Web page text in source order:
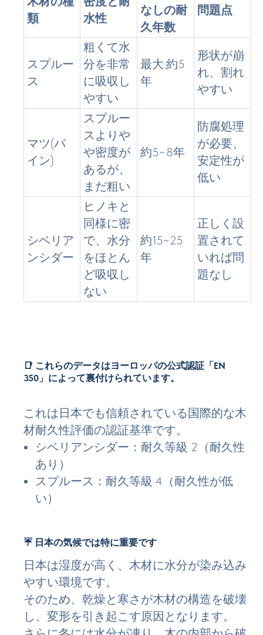
類
水性
なしの耐
久年数
問題点
スプルー
ス
粗くて水
分を非常
に吸収し
やすい
最大:約5
年
形状が崩
れ、割れ
やすい
マツ(パ
イン)
スプルー
スよりや
や密度が
あるが、
まだ粗い
約5~8年
防腐処理
が必要、
安定性が
低い
シベリア
ンシダー
ヒノキと
同様に密
で、水分
をほとん
ど吸収し
ない
約15~25
年
正しく設
置されて
いれば問
題なし
📑 これらのデータはヨーロッパの公式認証「EN
350」によって裏付けられています。
これは日本でも信頼されている国際的な木
材耐久性評価の認証基準です。
シベリアンシダー：耐久等級 2（耐久性
あり）
スプルース：耐久等級 4（耐久性が低
い）
☔ 日本の気候では特に重要です
日本は湿度が高く、木材に水分が染み込み
やすい環境です。
そのため、乾燥と寒さが木材の構造を破壊
し、変形を引き起こす原因となります。